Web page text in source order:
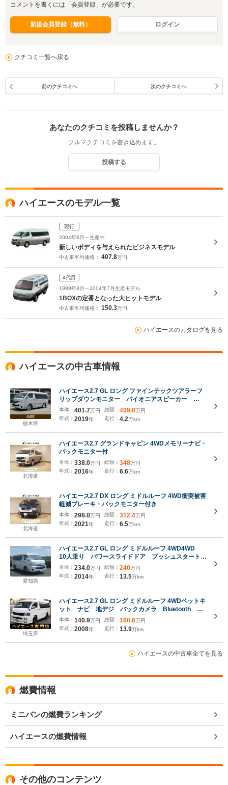
コメントを書くには「会員登録」が必要です。
新規会員登録（無料） ログイン
クチコミ一覧へ戻る
前のクチコミへ 次のクチコミへ
あなたのクチコミを投稿しませんか？
クルマクチコミを書き込めます。
投稿する
ハイエースのモデル一覧
現行
2004年8月～生産中
新しいボディを与えられたビジネスモデル
中古車平均価格： 407.8万円
4代目
1989年8月～2004年7月生産モデル
1BOXの定番となった大ヒットモデル
中古車平均価格： 150.3万円
ハイエースのカタログを見る
ハイエースの中古車情報
栃木県
ハイエース2.7 GL ロング ファインテックツアラーフ
リップダウンモニター パイオニアスピーカー
AC100V電源 バックモニター 両側パワースライド
ドア 純正ナビ(TV DVD Bluetooth接続)
KEELERアルミホイール ハロゲンランプ ドライブ
レコーダー
本体： 401.7万円
年式： 2019年
総額： 409.8万円
走行： 4.2万km
北海道
ハイエース2.7 グランドキャビン 4WDメモリーナビ・
バックモニター付
本体： 338.0万円
年式： 2016年
総額： 348万円
走行： 6.6万km
北海道
ハイエース2.7 DX ロング ミドルルーフ 4WD衝突被害
軽減ブレーキ・バックモニター付き
本体： 298.0万円
年式： 2021年
総額： 312.4万円
走行： 6.5万km
愛知県
ハイエース2.7 GL ロング ミドルルーフ 4WD4WD
10人乗り パワースライドドア プッシュスタート
オプションLEDヘッドライト スマートエントリー
バックカメラ スペアキー ナビ テレビ
BLUETOOTHオーディオ ルームライト ETC
本体： 234.0万円
年式： 2014年
総額： 240万円
走行： 13.5万km
埼玉県
ハイエース2.7 GL ロング ミドルルーフ 4WDベットキ
ット ナビ 地デジ バックカメラ Bluetooth フ
リップダウンモニター パワースライドドア LEDヘ
ッドライト フォグランプ シートカバー フロント
スポイラー 社外15インチアルミ ETC
本体： 140.9万円
年式： 2008年
総額： 160.6万円
走行： 13.9万km
ハイエースの中古車全てを見る
燃費情報
ミニバンの燃費ランキング
ハイエースの燃費情報
その他のコンテンツ